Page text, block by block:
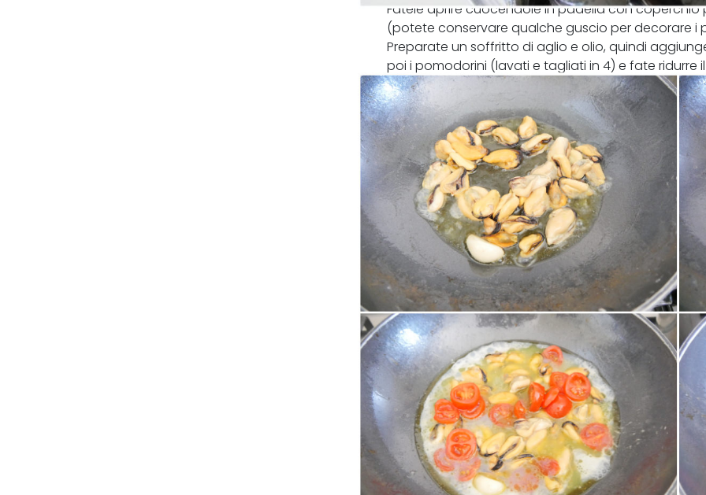
Fatele aprire cuocendole in padella con coperchio
(potete conservare qualche guscio per decorare i
Preparate un soffritto di aglio e olio, quindi
poi i pomodorini (lavati e tagliati in 4) e fate ridurre
invece il basilico.